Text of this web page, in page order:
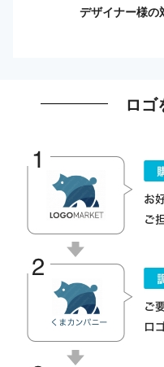
デザイナー様の
ロゴ